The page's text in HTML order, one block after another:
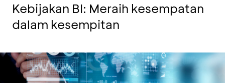
Kebijakan BI: Meraih kesempatan
dalam kesempitan